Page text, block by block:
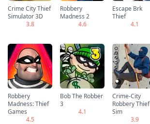
Crime City Thief
Simulator 3D
3.8
Robbery
Madness 2
4.6
Escape Brk
Thief
4.1
Robbery
Madness: Thief
Games
4.5
Bob The Robber
3
4.1
Crime-City
Robbery Thief
Sim
3.9